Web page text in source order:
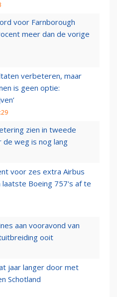
voor Farnborough
meer dan de vorige
verbeteren, maar
is geen optie:
zien in tweede
de weg is nog lang
voor zes extra Airbus
laatste Boeing 757's af te
aan vooravond van
ooit
jaar langer door met
Schotland